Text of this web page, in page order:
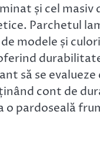
și cel
Parchetul
modele și
să se
cont de
o pardoseală